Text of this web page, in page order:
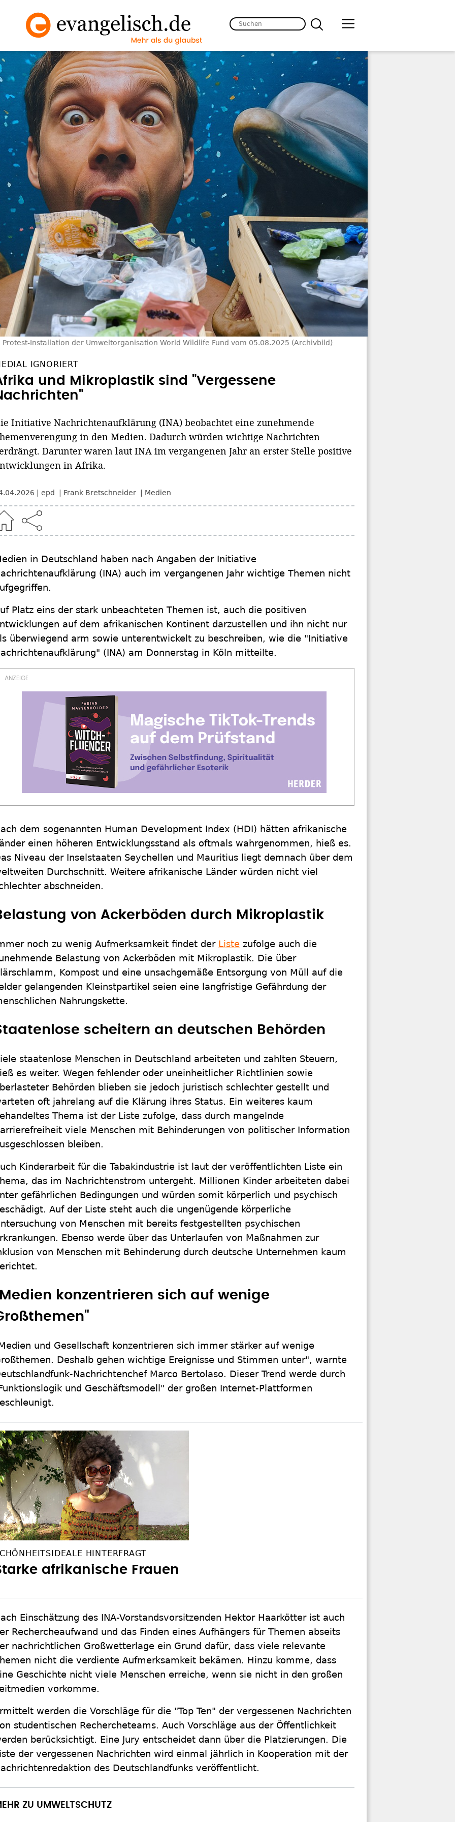
Protest-Installation der Umweltorganisation World Wildlife Fund vom 05.08.2025 (Archivbild)
IGNORIERT
und Mikroplastik sind "Vergessene
Initiative Nachrichtenaufklärung (INA) beobachtet eine zunehmende
in den Medien. Dadurch würden wichtige Nachrichten
Darunter waren laut INA im vergangenen Jahr an erster Stelle positive
in Afrika.
epd Frank Bretschneider Medien
in Deutschland haben nach Angaben der Initiative
(INA) auch im vergangenen Jahr wichtige Themen nicht
Platz eins der stark unbeachteten Themen ist, auch die positiven
auf dem afrikanischen Kontinent darzustellen und ihn nicht nur
überwiegend arm sowie unterentwickelt zu beschreiben, wie die "Initiative
(INA) am Donnerstag in Köln mitteilte.
dem sogenannten Human Development Index (HDI) hätten afrikanische
einen höheren Entwicklungsstand als oftmals wahrgenommen, hieß es.
Niveau der Inselstaaten Seychellen und Mauritius liegt demnach über dem
Durchschnitt. Weitere afrikanische Länder würden nicht viel
abschneiden.
von Ackerböden durch Mikroplastik
noch zu wenig Aufmerksamkeit findet der Liste zufolge auch die
Belastung von Ackerböden mit Mikroplastik. Die über
Kompost und eine unsachgemäße Entsorgung von Müll auf die
gelangenden Kleinstpartikel seien eine langfristige Gefährdung der
Nahrungskette.
scheitern an deutschen Behörden
staatenlose Menschen in Deutschland arbeiteten und zahlten Steuern,
es weiter. Wegen fehlender oder uneinheitlicher Richtlinien sowie
Behörden blieben sie jedoch juristisch schlechter gestellt und
oft jahrelang auf die Klärung ihres Status. Ein weiteres kaum
Thema ist der Liste zufolge, dass durch mangelnde
viele Menschen mit Behinderungen von politischer Information
bleiben.
Kinderarbeit für die Tabakindustrie ist laut der veröffentlichten Liste ein
das im Nachrichtenstrom untergeht. Millionen Kinder arbeiteten dabei
gefährlichen Bedingungen und würden somit körperlich und psychisch
Auf der Liste steht auch die ungenügende körperliche
von Menschen mit bereits festgestellten psychischen
Ebenso werde über das Unterlaufen von Maßnahmen zur
von Menschen mit Behinderung durch deutsche Unternehmen kaum
konzentrieren sich auf wenige
und Gesellschaft konzentrieren sich immer stärker auf wenige
Deshalb gehen wichtige Ereignisse und Stimmen unter", warnte
Nachrichtenchef Marco Bertolaso. Dieser Trend werde durch
und Geschäftsmodell" der großen Internet-Plattformen
HINTERFRAGT
afrikanische Frauen
Einschätzung des INA-Vorstandsvorsitzenden Hektor Haarkötter ist auch
Rechercheaufwand und das Finden eines Aufhängers für Themen abseits
nachrichtlichen Großwetterlage ein Grund dafür, dass viele relevante
nicht die verdiente Aufmerksamkeit bekämen. Hinzu komme, dass
Geschichte nicht viele Menschen erreiche, wenn sie nicht in den großen
vorkomme.
werden die Vorschläge für die "Top Ten" der vergessenen Nachrichten
studentischen Rechercheteams. Auch Vorschläge aus der Öffentlichkeit
berücksichtigt. Eine Jury entscheidet dann über die Platzierungen. Die
der vergessenen Nachrichten wird einmal jährlich in Kooperation mit der
des Deutschlandfunks veröffentlicht.
ZU UMWELTSCHUTZ